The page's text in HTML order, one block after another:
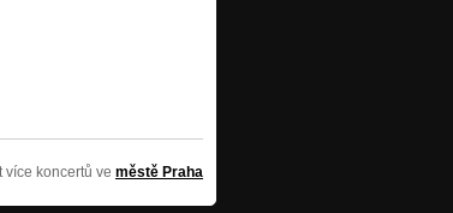
více koncertů ve městě Praha